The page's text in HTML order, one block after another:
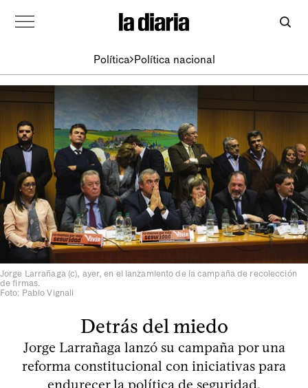
Política Política nacional
Jorge Larrañaga (c), ayer, en el lanzamiento de la campaña de recolección
de firmas.
Foto: Pablo Vignali
Detrás del miedo
Jorge Larrañaga lanzó su campaña por una
reforma constitucional con iniciativas para
endurecer la política de seguridad.